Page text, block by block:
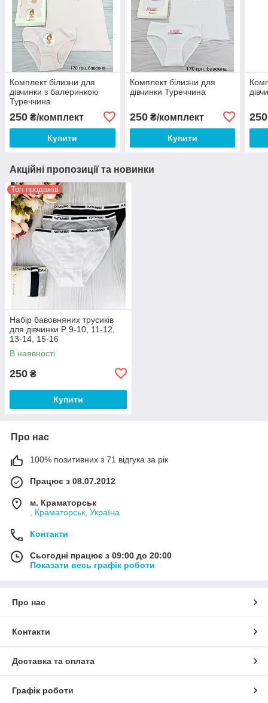
Комплект білизни для
дівчинки з балеринкою
Туреччина
250 ₴/комплект
Купити
Комплект білизни для
дівчинки Туреччина
250₴/комплект
Купити
250
Акційні пропозиції та новинки
Топ продажів
Набір бавовняних трусиків
для дівчинки Р 9-10, 11-12,
13-14, 15-16
В наявності
250 ₴
Купити
Про нас
100% позитивних з 71 відгука за рік
Працює з 08.07.2012
м. Краматорськ
, Краматорськ, Україна
Контакти
Сьогодні працює з 09:00 до 20:00
Показати весь графік роботи
Про нас
Контакти
Доставка та оплата
Графік роботи